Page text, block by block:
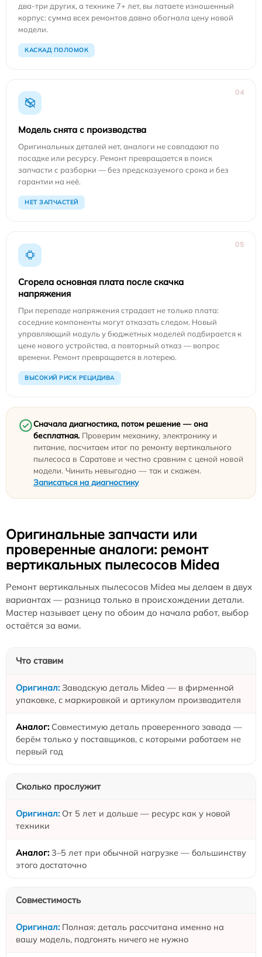
два-три других, а технике 7+ лет, вы латаете изношенный
корпус: сумма всех ремонтов давно обогнала цену новой
модели.
КАСКАД ПОЛОМОК
04
Модель снята с производства
Оригинальных деталей нет, аналоги не совпадают по
посадке или ресурсу. Ремонт превращается в поиск
запчасти с разборки — без предсказуемого срока и без
гарантии на неё.
НЕТ ЗАПЧАСТЕЙ
05
Сгорела основная плата после скачка
напряжения
При перепаде напряжения страдает не только плата:
соседние компоненты могут отказать следом. Новый
управляющий модуль у бюджетных моделей подбирается к
цене нового устройства, а повторный отказ — вопрос
времени. Ремонт превращается в лотерею.
ВЫСОКИЙ РИСК РЕЦИДИВА
Сначала диагностика, потом решение — она
бесплатная. Проверим механику, электронику и
питание, посчитаем итог по ремонту вертикального
пылесоса в Саратове и честно сравним с ценой новой
модели. Чинить невыгодно — так и скажем.
Записаться на диагностику
Оригинальные запчасти или
проверенные аналоги: ремонт
вертикальных пылесосов Midea
Ремонт вертикальных пылесосов Midea мы делаем в двух
вариантах — разница только в происхождении детали.
Мастер называет цену по обоим до начала работ, выбор
остаётся за вами.
Что ставим
Заводскую деталь Midea — в фирменной
упаковке, с маркировкой и артикулом производителя
Совместимую деталь проверенного завода —
берём только у поставщиков, с которыми работаем не
первый год
Сколько прослужит
От 5 лет и дольше — ресурс как у новой
техники
3–5 лет при обычной нагрузке — большинству
этого достаточно
Совместимость
Полная: деталь рассчитана именно на
вашу модель, подгонять ничего не нужно